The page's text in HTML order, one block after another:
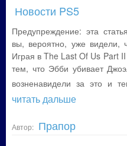
Новости PS5
Предупреждение: эта
вы, вероятно, уже
Играя в The Last Of Us Part
тем, что Эбби убивает
возненавидели за это и
читать дальше
Автор: Прапор